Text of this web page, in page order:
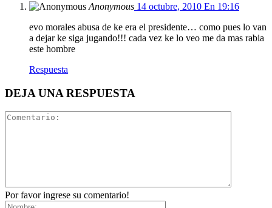
Anonymous 14 octubre, 2010 En 19:16
evo morales abusa de ke era el presidente… como pues lo van
a dejar ke siga jugando!!! cada vez ke lo veo me da mas rabia
este hombre
Respuesta
DEJA UNA RESPUESTA
Por favor ingrese su comentario!